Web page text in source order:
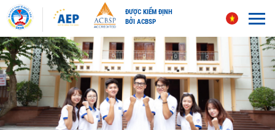
Skip
to
content
ĐƯỢC KIỂM ĐỊNH
BỞI ACBSP